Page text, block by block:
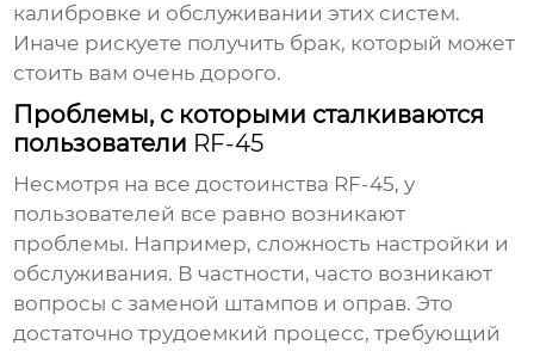
калибровке и обслуживании этих систем.
Иначе рискуете получить брак, который может
стоить вам очень дорого.
Проблемы, с которыми сталкиваются
пользователи RF-45
Несмотря на все достоинства RF-45, у
пользователей все равно возникают
проблемы. Например, сложность настройки и
обслуживания. В частности, часто возникают
вопросы с заменой штампов и оправ. Это
достаточно трудоемкий процесс, требующий